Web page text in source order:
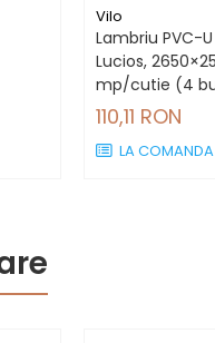
Vilo
Lambriu PVC-
Lucios,
mp/cutie (4
110,11 RON
LA COMANDA